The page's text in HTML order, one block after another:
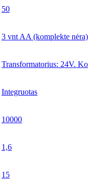
50
3 vnt AA (komplekte
Transformatorius: 24V.
Integruotas
10000
1,6
15